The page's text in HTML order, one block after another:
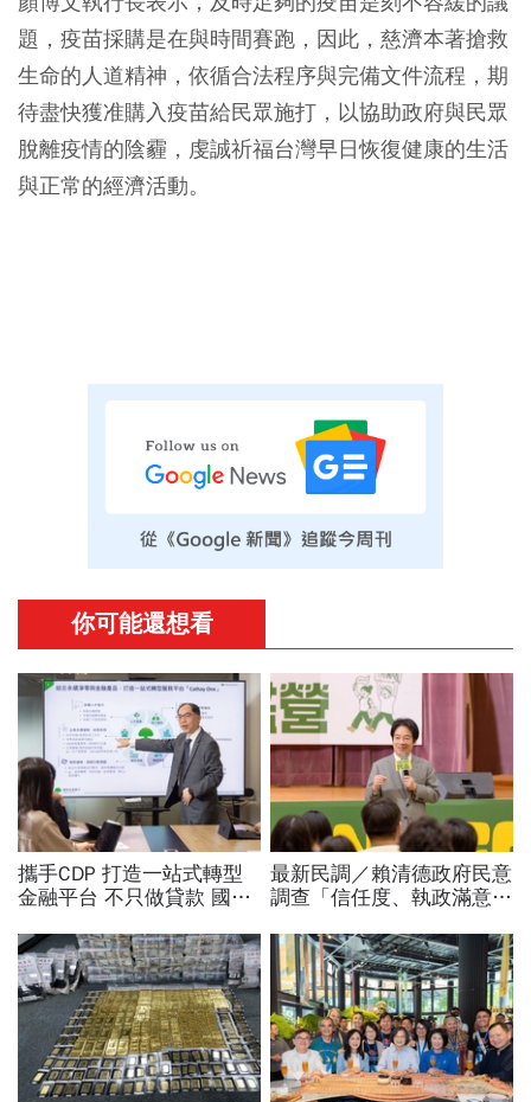
題，疫苗採購是在與時間賽跑，因此，慈濟本著搶救
生命的人道精神，依循合法程序與完備文件流程，期
待盡快獲准購入疫苗給民眾施打，以協助政府與民眾
脫離疫情的陰霾，虔誠祈福台灣早日恢復健康的生活
與正常的經濟活動。